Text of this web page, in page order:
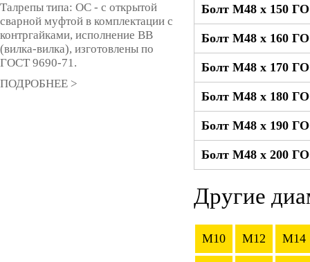
Болт М48 x 150
Болт М48 x 160
Болт М48 x 170
Болт М48 x 180
Болт М48 x 190
Болт М48 x 200
Другие
M10 M12 M14
Талрепы типа: ОС - с открытой
сварной муфтой в комплектации с
контргайками, исполнение ВВ
(вилка-вилка), изготовлены по
ГОСТ 9690-71.
ПОДРОБНЕЕ >